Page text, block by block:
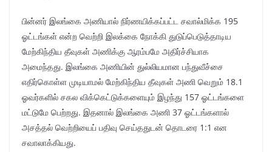
பின்னர் இலங்கை அணியால் நிர்ணயிக்கப்பட்ட சவால்மிக்க 195
ஓட்டங்கள் என்ற வெற்றி இலக்கை நோக்கி துடுப்பெடுத்தாடிய
மேற்கிந்திய தீவுகள் அணிக்கு ஆரம்பமே அதிர்ச்சியாக
அமைந்தது. இலங்கை அணியின் துல்லியமான பந்துவீச்சை
எதிர்கொள்ள முடியாமல் மேற்கிந்திய தீவுகள் அணி வெறும் 18.1
ஓவர்களில் சகல விக்கெட்டுக்களையும் இழந்து 157 ஓட்டங்களை
மட்டுமே பெற்றது. இதனால் இலங்கை அணி 37 ஓட்டங்களால்
அசத்தல் வெற்றியைப் பதிவு செய்ததுடன் தொடரை 1:1 என
சவாலாக்கியது.